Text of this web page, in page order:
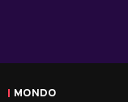
MONDO